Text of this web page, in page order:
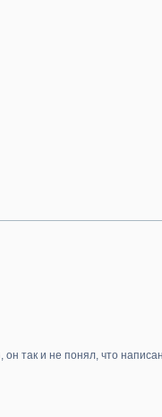
он так и не понял, что